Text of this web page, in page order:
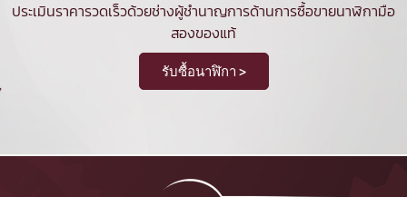
ประเมินราคารวดเร็วด้วยช่างผู้ชำนาญการด้านการซื้อขายนาฬิกามือ
สองของแท้
รับซื้อนาฬิกา >